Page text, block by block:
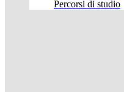
Percorsi di studio